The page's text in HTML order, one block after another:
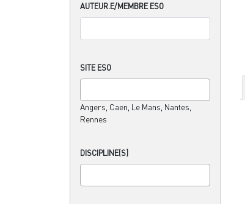
AUTEUR.E/MEMBRE ESO
SITE ESO
Angers, Caen, Le Mans, Nantes,
Rennes
DISCIPLINE(S)